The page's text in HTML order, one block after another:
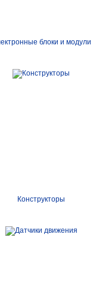
блоки и модули
Конструкторы